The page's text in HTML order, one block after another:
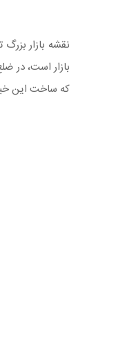
نقشه بازار
بازار است، در
که ساخت این